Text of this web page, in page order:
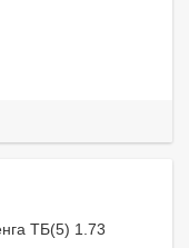
ТБ(5) 1.73